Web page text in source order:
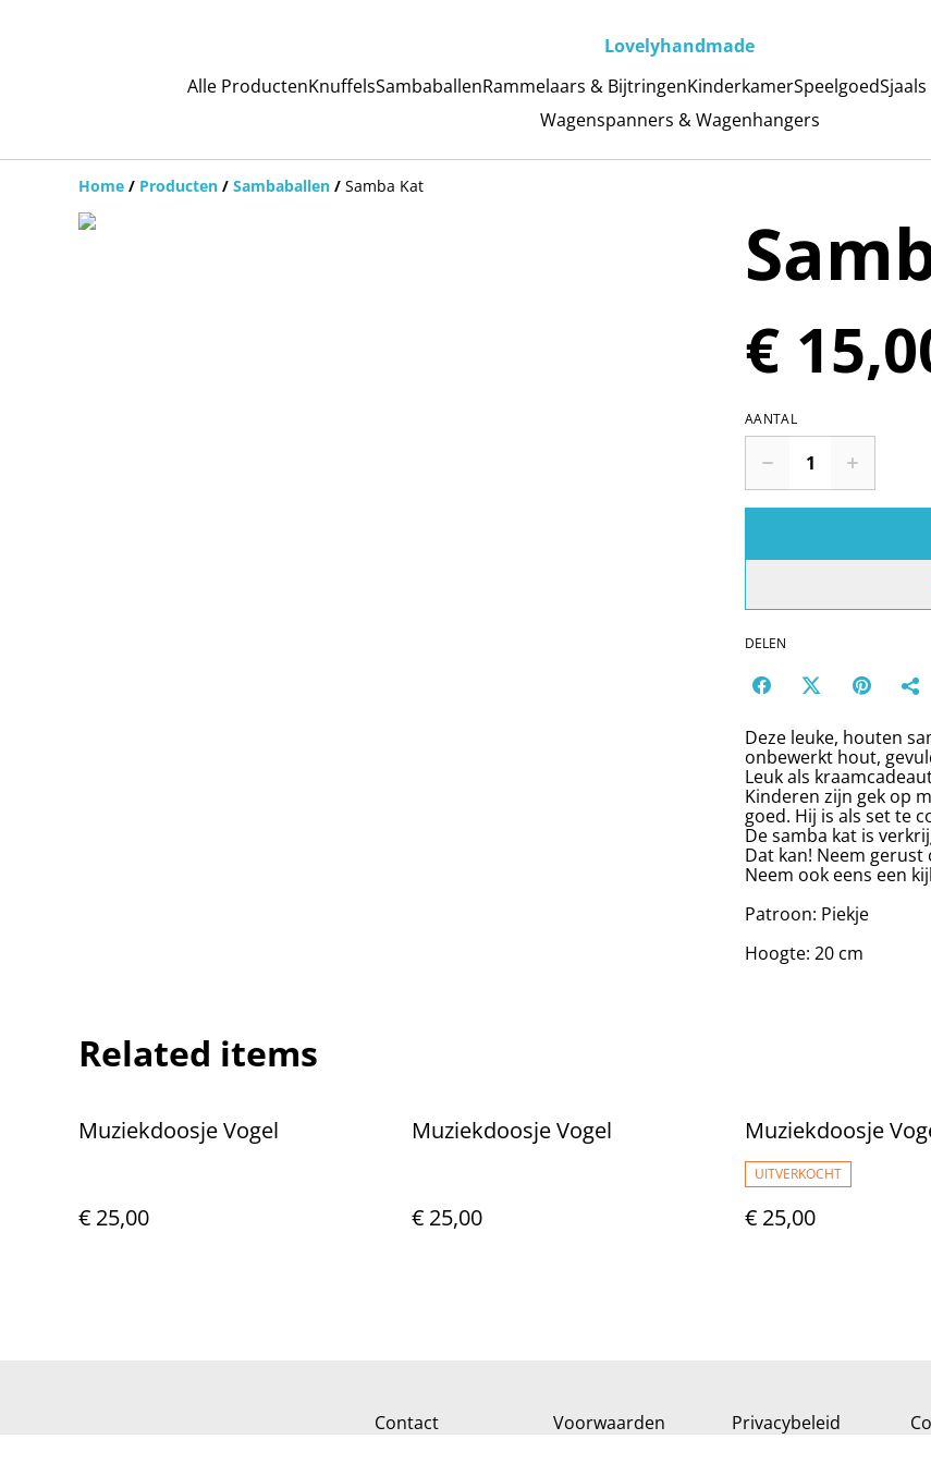
Lovelyhandmade
Alle ProductenKnuffelsSambaballenRammelaars & BijtringenKinderkamerSpeelgoed
Wagenspanners & Wagenhangers
Home / Producten / Sambaballen / Samba Kat
€
AANTAL
DELEN
Deze leuke, houten
onbewerkt hout,
Leuk als
Kinderen zijn gek op
goed. Hij is als set te
De samba kat is
Dat kan! Neem
Neem ook eens een
Patroon: Piekje
Hoogte: 20 cm
Related items
Muziekdoosje Vogel
€ 25,00
Muziekdoosje Vogel
€ 25,00
Muziekdoosje
UITVERKOCHT
€ 25,00
Contact Voorwaarden Privacybeleid